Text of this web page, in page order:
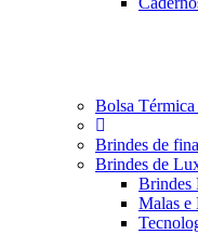
Bolsa Térmica
Brindes de
Brindes de
Brindes
Malas e